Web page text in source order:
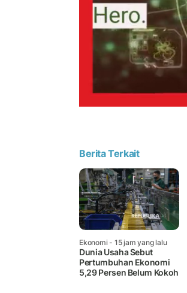
Berita Terkait
Ekonomi- 15 jam yang lalu
Dunia Usaha Sebut
Pertumbuhan Ekonomi
5,29 Persen Belum Kokoh